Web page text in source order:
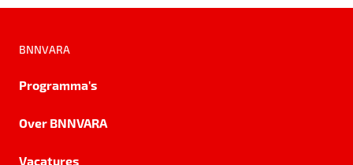
BNNVARA
Programma's
Over BNNVARA
Vacatures